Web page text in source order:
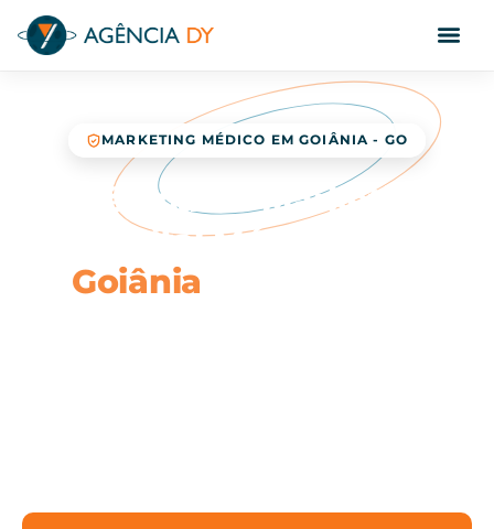
MARKETING MÉDICO EM GOIÂNIA - GO
Agência de Marketing
Digital Médico em
Goiânia